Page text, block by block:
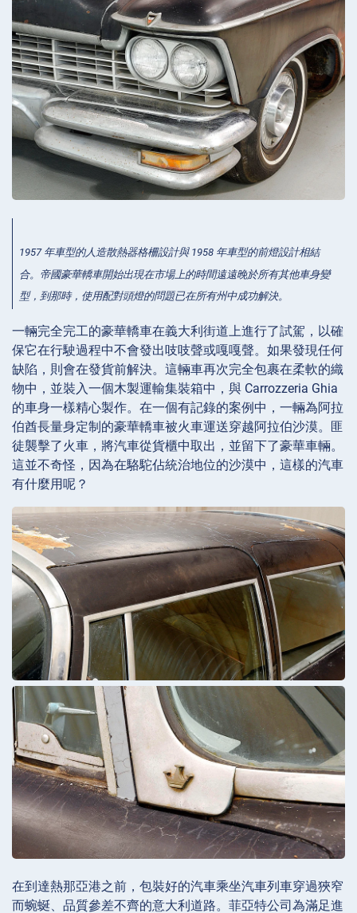
1957 年車型的人造散熱器格柵設計與 1958 年車型的前燈設計相結
合。帝國豪華轎車開始出現在市場上的時間遠遠晚於所有其他車身變
型，到那時，使用配對頭燈的問題已在所有州中成功解決。
一輛完全完工的豪華轎車在義大利街道上進行了試駕，以確
保它在行駛過程中不會發出吱吱聲或嘎嘎聲。如果發現任何
缺陷，則會在發貨前解決。這輛車再次完全包裹在柔軟的織
物中，並裝入一個木製運輸集裝箱中，與 Carrozzeria Ghia
的車身一樣精心製作。在一個有記錄的案例中，一輛為阿拉
伯酋長量身定制的豪華轎車被火車運送穿越阿拉伯沙漠。匪
徒襲擊了火車，將汽車從貨櫃中取出，並留下了豪華車輛。
這並不奇怪，因為在駱駝佔統治地位的沙漠中，這樣的汽車
有什麼用呢？
在到達熱那亞港之前，包裝好的汽車乘坐汽車列車穿過狹窄
而蜿蜒、品質參差不齊的意大利道路。菲亞特公司為滿足進